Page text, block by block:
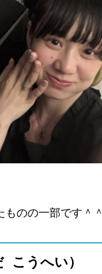
ものの一部です＾
こうへい）